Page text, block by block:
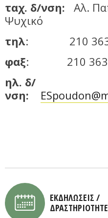
ταχ. δ/νση:
Αλ.
Ψυχικό
τηλ: 210 363
φαξ: 210 363
ηλ. δ/
νση:
ΕΚΔΗΛΩΣΕΙΣ /